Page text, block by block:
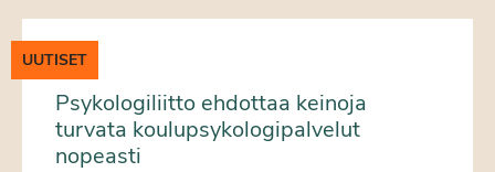
UUTISET
Psykologiliitto ehdottaa keinoja
turvata koulupsykologipalvelut
nopeasti